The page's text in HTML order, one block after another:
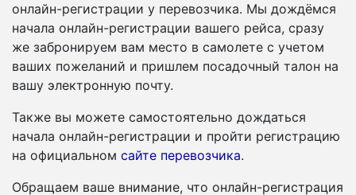
онлайн-регистрации у перевозчика. Мы дождёмся
начала онлайн-регистрации вашего рейса, сразу
же забронируем вам место в самолете с учетом
ваших пожеланий и пришлем посадочный талон на
вашу электронную почту.
Также вы можете самостоятельно дождаться
начала онлайн-регистрации и пройти регистрацию
на официальном сайте перевозчика.
Обращаем ваше внимание, что онлайн-регистрация